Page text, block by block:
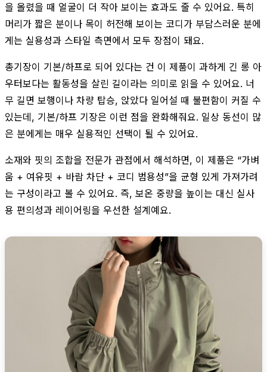
을 올렸을 때 얼굴이 더 작아 보이는 효과도 줄 수 있어요. 특히
머리가 짧은 분이나 목이 허전해 보이는 코디가 부담스러운 분에
게는 실용성과 스타일 측면에서 모두 장점이 돼요.
총기장이 기본/하프로 되어 있다는 건 이 제품이 과하게 긴 롱 아
우터보다는 활동성을 살린 길이라는 의미로 읽을 수 있어요. 너
무 길면 보행이나 차량 탑승, 앉았다 일어설 때 불편함이 커질 수
있는데, 기본/하프 기장은 이런 점을 완화해줘요. 일상 동선이 많
은 분에게는 매우 실용적인 선택이 될 수 있어요.
소재와 핏의 조합을 전문가 관점에서 해석하면, 이 제품은 “가벼
움 + 여유핏 + 바람 차단 + 코디 범용성”을 균형 있게 가져가려
는 구성이라고 볼 수 있어요. 즉, 보온 중량을 높이는 대신 실사
용 편의성과 레이어링을 우선한 설계예요.